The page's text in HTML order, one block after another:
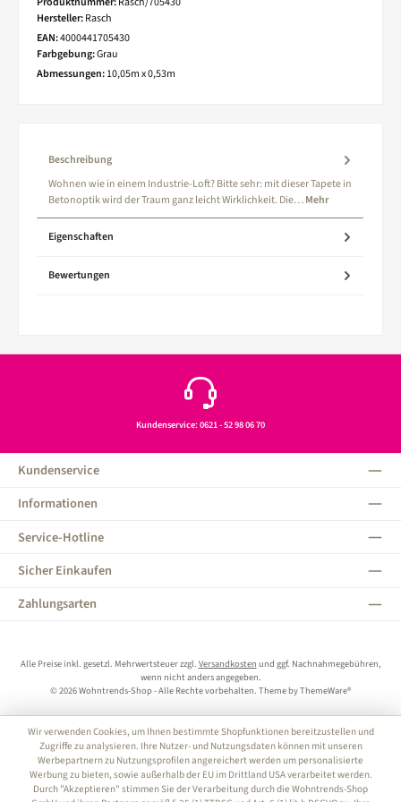
Hersteller:Rasch
EAN:4000441705430
Farbgebung:Grau
Abmessungen:10,05m x 0,53m
Beschreibung
Wohnen wie in einem Industrie-Loft? Bitte sehr: mit dieser Tapete in
Betonoptik wird der Traum ganz leicht Wirklichkeit. Die…Mehr
Eigenschaften
Bewertungen
Kundenservice: 0621 - 52 98 06 70
Kundenservice
Informationen
Service-Hotline
Sicher Einkaufen
Zahlungsarten
Alle Preise inkl. gesetzl. Mehrwertsteuer zzgl. Versandkosten und ggf. Nachnahmegebühren,
wenn nicht anders angegeben.
© 2026 Wohntrends-Shop - Alle Rechte vorbehalten. Theme byThemeWare®
Wir verwenden Cookies, um Ihnen bestimmte Shopfunktionen bereitzustellen und
Zugriffe zu analysieren. Ihre Nutzer- und Nutzungsdaten können mit unseren
Werbepartnern zu Nutzungsprofilen angereichert werden um personalisierte
Werbung zu bieten, sowie außerhalb der EU im Drittland USA verarbeitet werden.
Durch "Akzeptieren" stimmen Sie der Verarbeitung durch die Wohntrends-Shop